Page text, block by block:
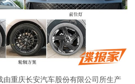
由重庆长安汽车股份有限公司所生产